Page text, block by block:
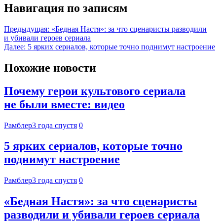
Навигация по записям
Предыдущая: «Бедная Настя»: за что сценаристы разводили
и убивали героев сериала
Далее: 5 ярких сериалов, которые точно поднимут настроение
Похожие новости
Почему герои культового сериала
не были вместе: видео
Рамблер3 года спустя 0
5 ярких сериалов, которые точно
поднимут настроение
Рамблер3 года спустя 0
«Бедная Настя»: за что сценаристы
разводили и убивали героев сериала